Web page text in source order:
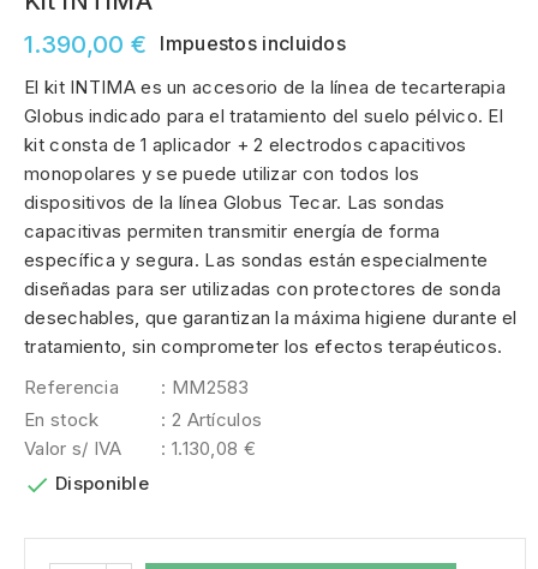
1.390,00 €
Impuestos incluidos
El kit INTIMA es un accesorio de la línea de tecarterapia
Globus indicado para el tratamiento del suelo pélvico. El
kit consta de 1 aplicador + 2 electrodos capacitivos
monopolares y se puede utilizar con todos los
dispositivos de la línea Globus Tecar. Las sondas
capacitivas permiten transmitir energía de forma
específica y segura. Las sondas están especialmente
diseñadas para ser utilizadas con protectores de sonda
desechables, que garantizan la máxima higiene durante el
tratamiento, sin comprometer los efectos terapéuticos.
Referencia
: MM2583
En stock
: 2 Artículos
Valor s/ IVA
: 1.130,08 €
 Disponible